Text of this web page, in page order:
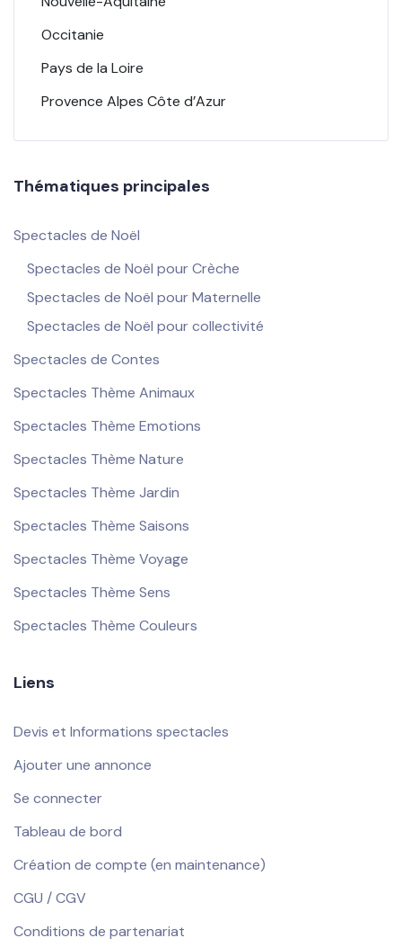
Occitanie
Pays de la Loire
Provence Alpes Côte d’Azur
Thématiques principales
Spectacles de Noël
Spectacles de Noël pour Crèche
Spectacles de Noël pour Maternelle
Spectacles de Noël pour collectivité
Spectacles de Contes
Spectacles Thème Animaux
Spectacles Thème Emotions
Spectacles Thème Nature
Spectacles Thème Jardin
Spectacles Thème Saisons
Spectacles Thème Voyage
Spectacles Thème Sens
Spectacles Thème Couleurs
Liens
Devis et Informations spectacles
Ajouter une annonce
Se connecter
Tableau de bord
Création de compte (en maintenance)
CGU / CGV
Conditions de partenariat